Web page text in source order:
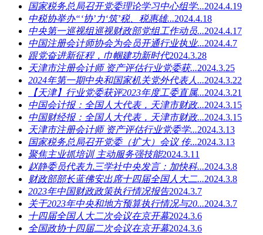
国家税务总局召开党委理论学习中心组学...2024.4.19
中税协举办“‘协’力‘筑’税、税惠雄...2024.4.18
中央第一巡视组巡视财政部党组工作动员...2024.4.17
中国注册会计师协会为会员开通行业执业...2024.4.7
跟党奋进新征程，巾帼建功新时代2024.3.28
天津市注册会计师 资产评估行业党委获...2024.3.25
2024年第一期中央和国家机关党外代表人...2024.3.22
【天津】行业党委获评2023年度工委直属...2024.3.21
中国会计报：全国人大代表，天津市财政...2024.3.15
中国财经报：全国人大代表，天津市财政...2024.3.15
天津市注册会计师 资产评估行业党委学...2024.3.13
国家税务总局召开党委（扩大）会议 传...2024.3.13
聚焦主业抓培训 主动服务强技能2024.3.11
赵静委员代表九三学社中央发言：加快科...2024.3.8
财政部部长蓝佛安出席十四届全国人大二...2024.3.8
2023年中国财政政策执行情况报告2024.3.7
关于2023年中央和地方预算执行情况与20...2024.3.7
十四届全国人大二次会议在京开幕2024.3.6
全国政协十四届二次会议在京开幕2024.3.6